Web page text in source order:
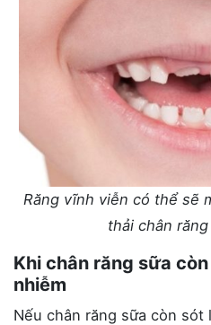
Răng vĩnh viễn có thể sẽ
thải chân
Khi chân răng sữa
nhiễm
Nếu chân răng sữa còn sót